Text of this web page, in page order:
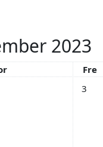
2023
Fre
händelser, torsdag, 2Inga
3